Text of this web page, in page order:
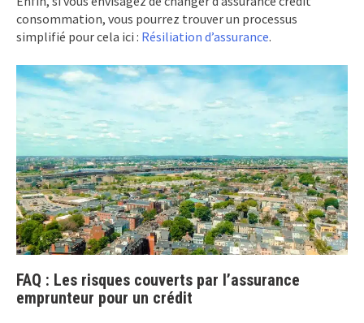
consommation, vous pourrez trouver un processus
simplifié pour cela ici : Résiliation d’assurance.
FAQ : Les risques couverts par l’assurance
emprunteur pour un crédit